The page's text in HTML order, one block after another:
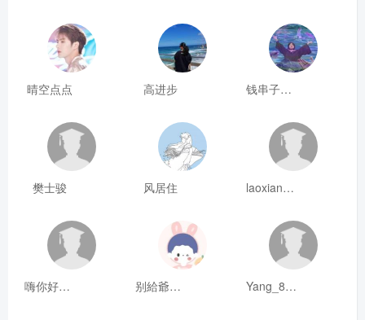
晴空点点 高进步 钱串子123
樊士骏 风居住 laoxianrou
嗨你好8mm 别給爺装纯 Yang_811